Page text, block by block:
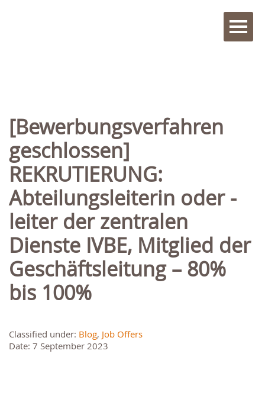
[Bewerbungsverfahren
geschlossen]
REKRUTIERUNG:
Abteilungsleiterin oder -
leiter der zentralen
Dienste IVBE, Mitglied der
Geschäftsleitung – 80%
bis 100%
Classified under: Blog, Job Offers
Date: 7 September 2023